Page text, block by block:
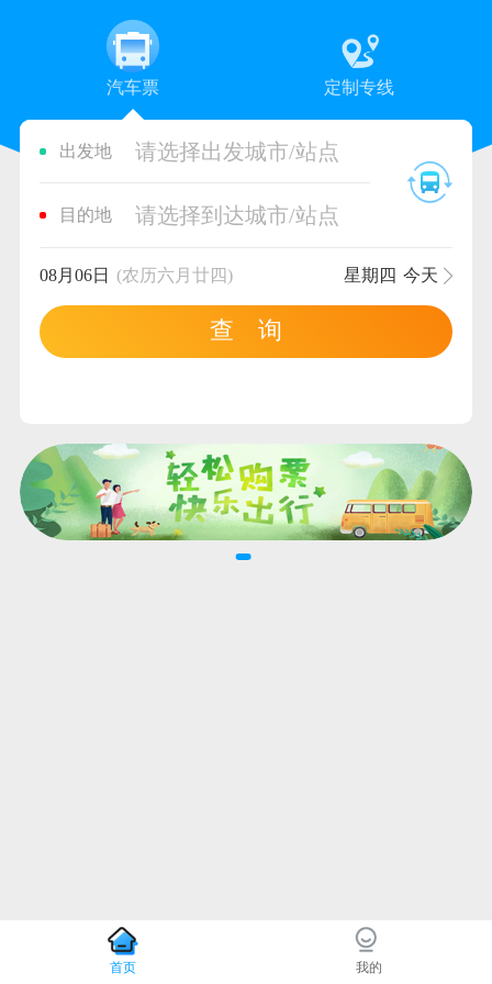
汽车票 定制专线
出发地 请选择出发城市/站点
目的地 请选择到达城市/站点
08月06日 (农历六月廿四) 星期四 今天
查 询
首页 我的